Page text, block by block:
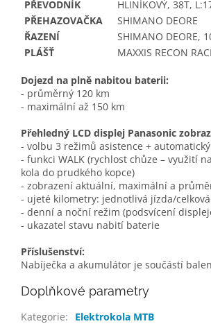
PŘEVODNÍK
HLINÍKOVÝ, 38T,
PŘEHAZOVAČKA
SHIMANO DEORE
ŘAZENÍ
SHIMANO DEORE,
PLÁŠŤ
MAXXIS RECON
Dojezd na plně nabitou baterii:
- průměrný 120 km
- maximální až 150 km
Přehledný LCD displej Panasonic
- volbu 3 režimů asistence +
- funkci WALK (rychlost chůze – využití
kola do prudkého kopce)
- zobrazení aktuální, maximální a
- ujeté kilometry: jednotlivá jízda/
- denní a noční režim (podsvícení
- ukazatel stavu nabití baterie
Příslušenství:
Nabíječka a akumulátor je součástí
Doplňkové parametry
Kategorie:
Elektrokola MTB